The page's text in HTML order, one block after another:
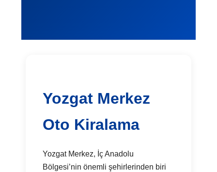
Yozgat Merkez
Oto Kiralama
Yozgat Merkez, İç Anadolu
Bölgesi’nin önemli şehirlerinden biri